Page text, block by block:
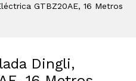
GTBZ20AE, 16 Metros
Dingli,